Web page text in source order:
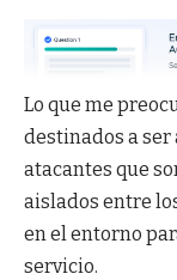
Lo que me
destinados a
atacantes que
aislados entre
en el entorno
servicio.